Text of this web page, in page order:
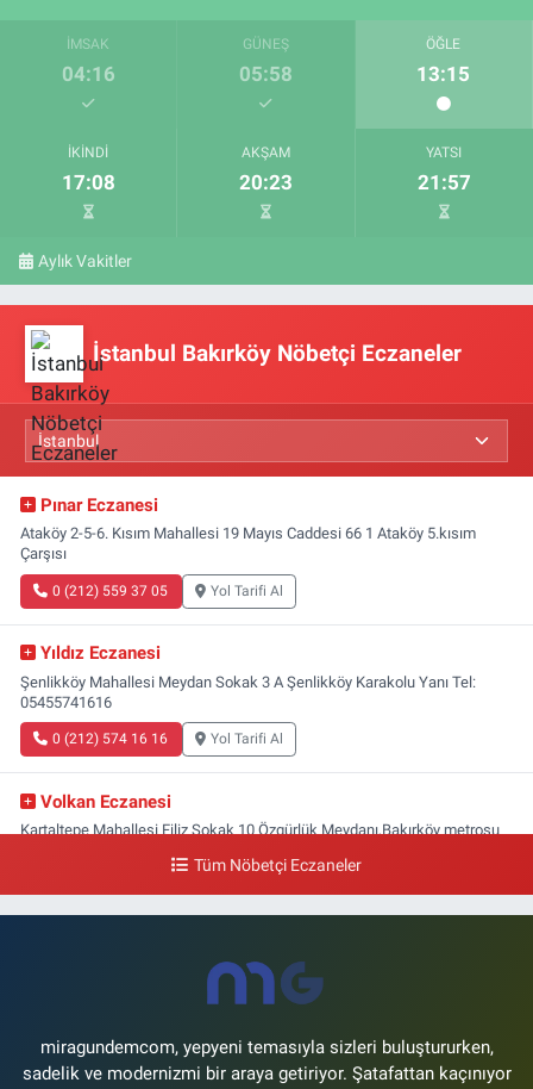
İMSAK
04:16
GÜNEŞ
05:58
ÖĞLE
13:15
İKINDI
17:08
AKŞAM
20:23
YATSI
21:57
Aylık Vakitler
İstanbul Bakırköy Nöbetçi Eczaneler
Pınar Eczanesi
Ataköy 2-5-6. Kısım Mahallesi 19 Mayıs Caddesi 66 1 Ataköy 5.kısım
Çarşısı
0 (212) 559 37 05 Yol Tarifi Al
Yıldız Eczanesi
Şenlikköy Mahallesi Meydan Sokak 3 A Şenlikköy Karakolu Yanı Tel:
05455741616
0 (212) 574 16 16 Yol Tarifi Al
Volkan Eczanesi
Kartaltepe Mahallesi Filiz Sokak 10 Özgürlük Meydanı,Bakırköy metrosu
Yeşilköy Mahallesi Doğruyol Sokak 7 A Dürümcü Baba'nın Bir Alt
0 (212) 663 11 97
Tüm Nöbetçi Eczaneler
miragundemcom, yepyeni temasıyla sizleri buluştururken,
sadelik ve modernizmi bir araya getiriyor. Şatafattan kaçınıyor